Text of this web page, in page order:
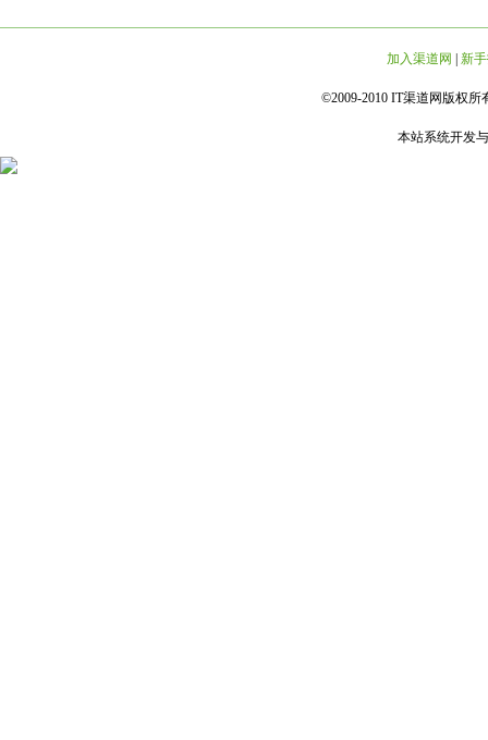
加入渠道网 新
©2009-2010 IT渠道网版权所
本站系统开发